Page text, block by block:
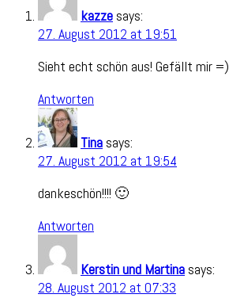
kazze says:
27. August 2012 at 19:51
Sieht echt schön aus! Gefällt mir =)
Antworten
Tina says:
27. August 2012 at 19:54
dankeschön!!!! 🙂
Antworten
Kerstin und Martina says:
28. August 2012 at 07:33